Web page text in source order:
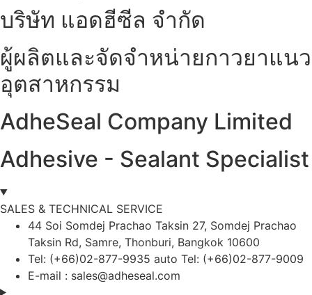
บริษัท แอดฮีซีล จำกัด
ผู้ผลิตและจัดจำหน่ายกาวยาแนว
อุตสาหกรรม
AdheSeal Company Limited
Adhesive - Sealant Specialist
SALES & TECHNICAL SERVICE
44 Soi Somdej Prachao Taksin 27, Somdej Prachao
Taksin Rd, Samre, Thonburi, Bangkok 10600
Tel: (+66)02-877-9935 auto Tel: (+66)02-877-9009
E-mail : sales@adheseal.com